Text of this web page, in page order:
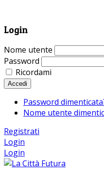
Login
Nome utente
Password
Ricordami
Accedi
Password
Nome utente
Registrati
Login
Login